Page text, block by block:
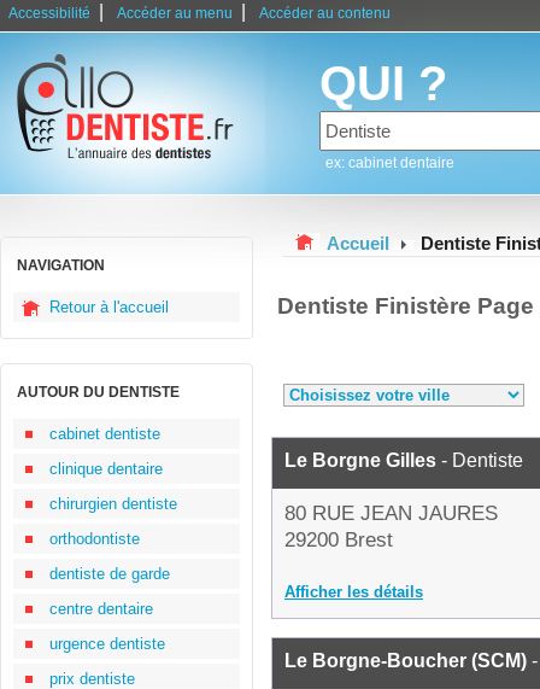
Accessibilité Accéder au menu Accéder au contenu
QUI ?
ex: cabinet dentaire
NAVIGATION
Retour à l'accueil
AUTOUR DU DENTISTE
cabinet dentiste
clinique dentaire
chirurgien dentiste
orthodontiste
dentiste de garde
centre dentaire
urgence dentiste
prix dentiste
Accueil Dentiste
Dentiste Finistère Page
Le Borgne Gilles - Dentiste
80 RUE JEAN JAURES
29200 Brest
Afficher les détails
Le Borgne-Boucher (SCM)